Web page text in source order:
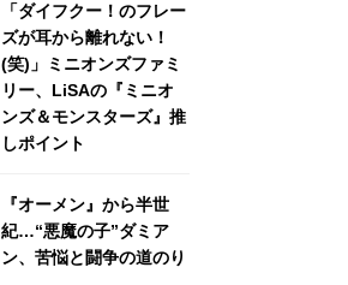
「ダイフクー！のフレー
ズが耳から離れない！
(笑)」ミニオンズファミ
リー、LiSAの『ミニオ
ンズ＆モンスターズ』推
しポイント
『オーメン』から半世
紀…“悪魔の子”ダミア
ン、苦悩と闘争の道のり